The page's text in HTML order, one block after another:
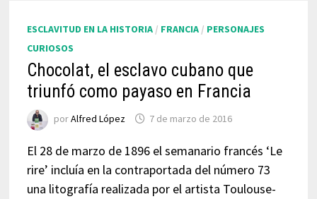
ESCLAVITUD EN LA HISTORIA/ FRANCIA/ PERSONAJES
CURIOSOS
Chocolat, el esclavo cubano que
triunfó como payaso en Francia
porAlfred López 7 de marzo de 2016
El 28 de marzo de 1896 el semanario francés ‘Le
rire’ incluía en la contraportada del número 73
una litografía realizada por el artista Toulouse-